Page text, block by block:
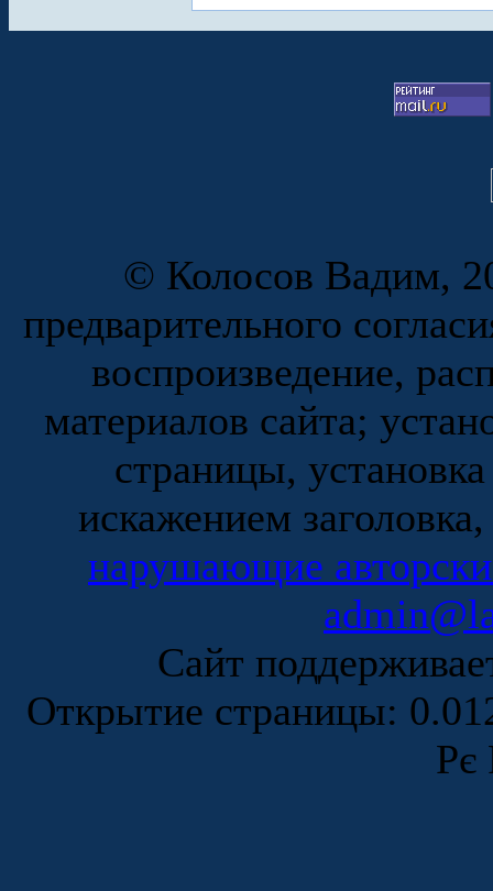
© Колосов Вадим,
предварительного
воспроизведение,
материалов сайта;
страницы,
искажением
нарушающие
Сайт
Открытие страницы:
Рє